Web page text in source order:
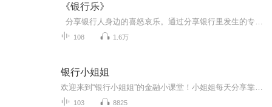
《银行乐》
108 1.6万
银行小姐姐
103 8825